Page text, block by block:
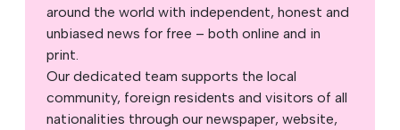
around the world with independent, honest and
unbiased news for free – both online and in
print.
Our dedicated team supports the local
community, foreign residents and visitors of all
nationalities through our newspaper, website,